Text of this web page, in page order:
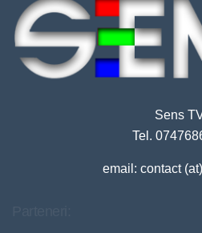
Sens
Tel.
email: contact